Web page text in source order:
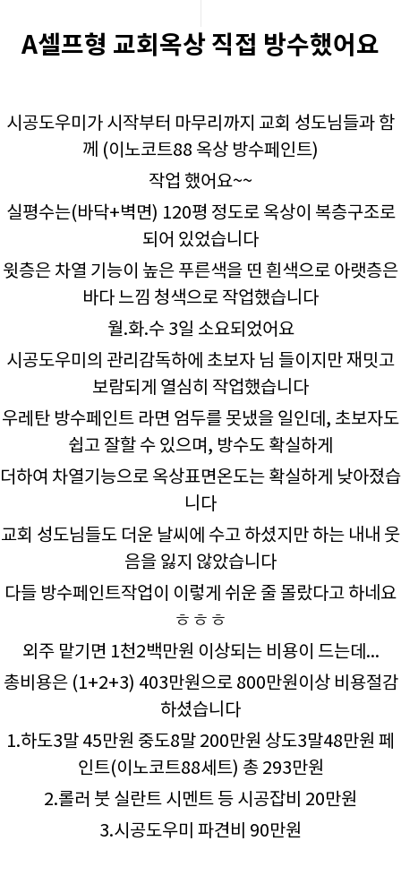
A셀프형 교회옥상 직접 방수했어요
시공도우미가 시작부터 마무리까지 교회 성도님들과 함
께 (이노코트88 옥상 방수페인트)
작업 했어요~~
실평수는(바닥+벽면) 120평 정도로 옥상이 복층구조로
되어 있었습니다
윗층은 차열 기능이 높은 푸른색을 띤 흰색으로 아랫층은
바다 느낌 청색으로 작업했습니다
월.화.수 3일 소요되었어요
시공도우미의 관리감독하에 초보자 님 들이지만 재밋고
보람되게 열심히 작업했습니다
우레탄 방수페인트 라면 엄두를 못냈을 일인데, 초보자도
쉽고 잘할 수 있으며, 방수도 확실하게
더하여 차열기능으로 옥상표면온도는 확실하게 낮아졌습
니다
교회 성도님들도 더운 날씨에 수고 하셨지만 하는 내내 웃
음을 잃지 않았습니다
다들 방수페인트작업이 이렇게 쉬운 줄 몰랐다고 하네요
ㅎㅎㅎ
외주 맡기면 1천2백만원 이상되는 비용이 드는데...
총비용은 (1+2+3) 403만원으로 800만원이상 비용절감
하셨습니다
1.하도3말 45만원 중도8말 200만원 상도3말48만원 페
인트(이노코트88세트) 총 293만원
2.롤러 붓 실란트 시멘트 등 시공잡비 20만원
3.시공도우미 파견비 90만원